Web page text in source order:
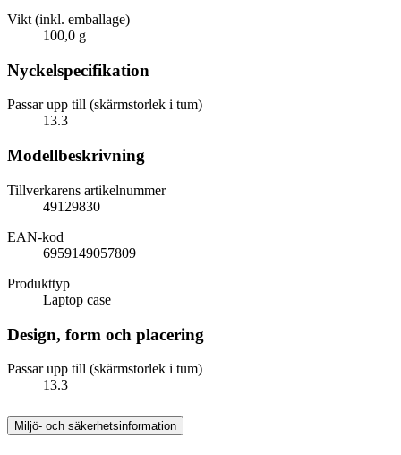
Vikt (inkl. emballage)
100,0 g
Nyckelspecifikation
Passar upp till (skärmstorlek i tum)
13.3
Modellbeskrivning
Tillverkarens artikelnummer
49129830
EAN-kod
6959149057809
Produkttyp
Laptop case
Design, form och placering
Passar upp till (skärmstorlek i tum)
13.3
Miljö- och säkerhetsinformation